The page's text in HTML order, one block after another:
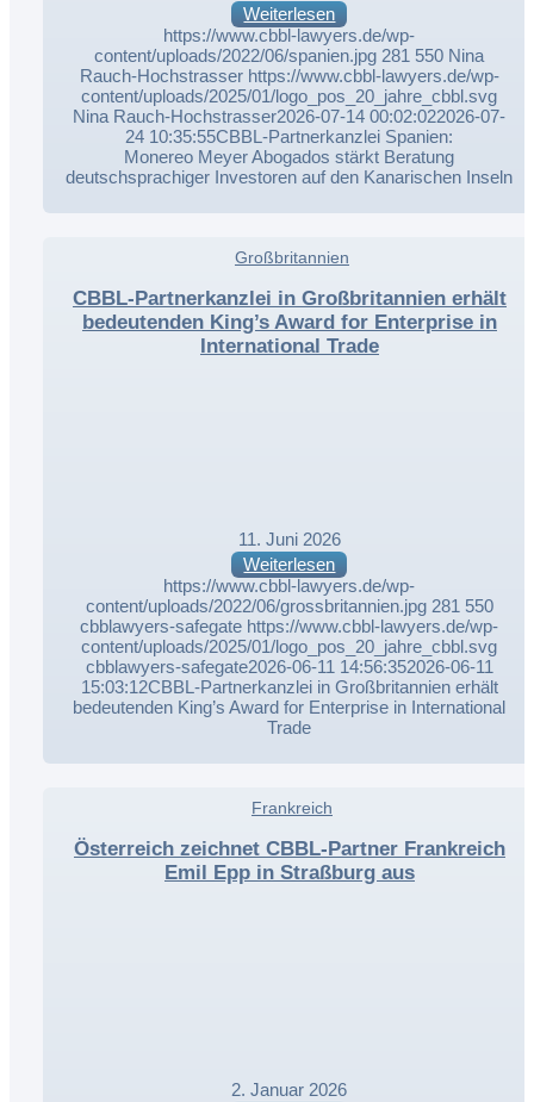
Weiterlesen
https://www.cbbl-lawyers.de/wp-
content/uploads/2022/06/spanien.jpg 281 550 Nina
Rauch-Hochstrasser https://www.cbbl-lawyers.de/wp-
content/uploads/2025/01/logo_pos_20_jahre_cbbl.svg
Nina Rauch-Hochstrasser2026-07-14 00:02:022026-07-
24 10:35:55CBBL-Partnerkanzlei Spanien:
Monereo Meyer Abogados stärkt Beratung
deutschsprachiger Investoren auf den Kanarischen Inseln
CBBL-Partnerkanzlei in Großbritannien erhält
bedeutenden King’s Award for Enterprise in
International Trade
Großbritannien
11. Juni 2026
Weiterlesen
https://www.cbbl-lawyers.de/wp-
content/uploads/2022/06/grossbritannien.jpg 281 550
cbblawyers-safegate https://www.cbbl-lawyers.de/wp-
content/uploads/2025/01/logo_pos_20_jahre_cbbl.svg
cbblawyers-safegate2026-06-11 14:56:352026-06-11
15:03:12CBBL-Partnerkanzlei in Großbritannien erhält
bedeutenden King’s Award for Enterprise in International
Trade
Österreich zeichnet CBBL-Partner Frankreich
Emil Epp in Straßburg aus
Frankreich
2. Januar 2026